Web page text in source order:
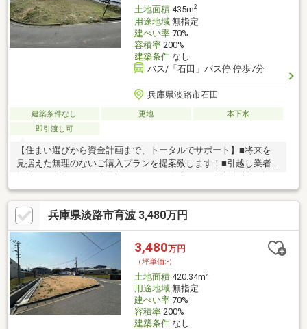
土地面積435m2
用途地域無指定
建ぺい率70%
容積率200%
建築条件なし
バス/「石田」バス停 停歩7分
兵庫県淡路市石田
建築条件なし 更地
本下水
即引渡し可
【住まい選びから資金計画まで、トータルでサポート】■将来を
見据えた無理のないご購入プランを提案致します！■引越し業者
提携！オプション工事最大40%OFF！■住宅ローン相談無料！今お
持ちのローンを最大500万円まで住宅ローンと1本化が可能！■住
宅ローンアドバイザー、住宅建築アドバイザー有資格者多数在
籍！【お家探しは『大阪市内売上No.1』のCENTURY21プラウデス
トグループにお任せ下さい！】【こちらの物件の魅力は‥】＃建築
条件無し100坪越えの土地！＃海まで近く、セカンドハウス・リ
ゾート住宅に最適！＃山と海を日常にする贅沢なロケーション！
兵庫県淡路市育波 3,480万円
3,480万円
（坪単価:-）
土地面積420.34m2
用途地域無指定
建ぺい率70%
容積率200%
建築条件なし